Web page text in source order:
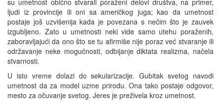
ljudi iz provincije ili oni sa američkog juga; kao da umetnost
postaje još uzvišenija kada je povezana s nečim što je zauvek
izgubljeno. Zato u umetnosti neki vide samo utehu poraženih,
zaboravljajući da ono što se tu afirmiše nije poraz već stvaranje ili
održavanje neke mogućnosti, odbijanje diktata realizma, načela
stvarnosti.
U isto vreme dolazi do sekularizacije. Gubitak svetog navodi
umetnost da za model uzme prirodu. Ona tako postaje odgovor,
mesto za očuvanje svetog. Jeres je preživela kroz umetnost.